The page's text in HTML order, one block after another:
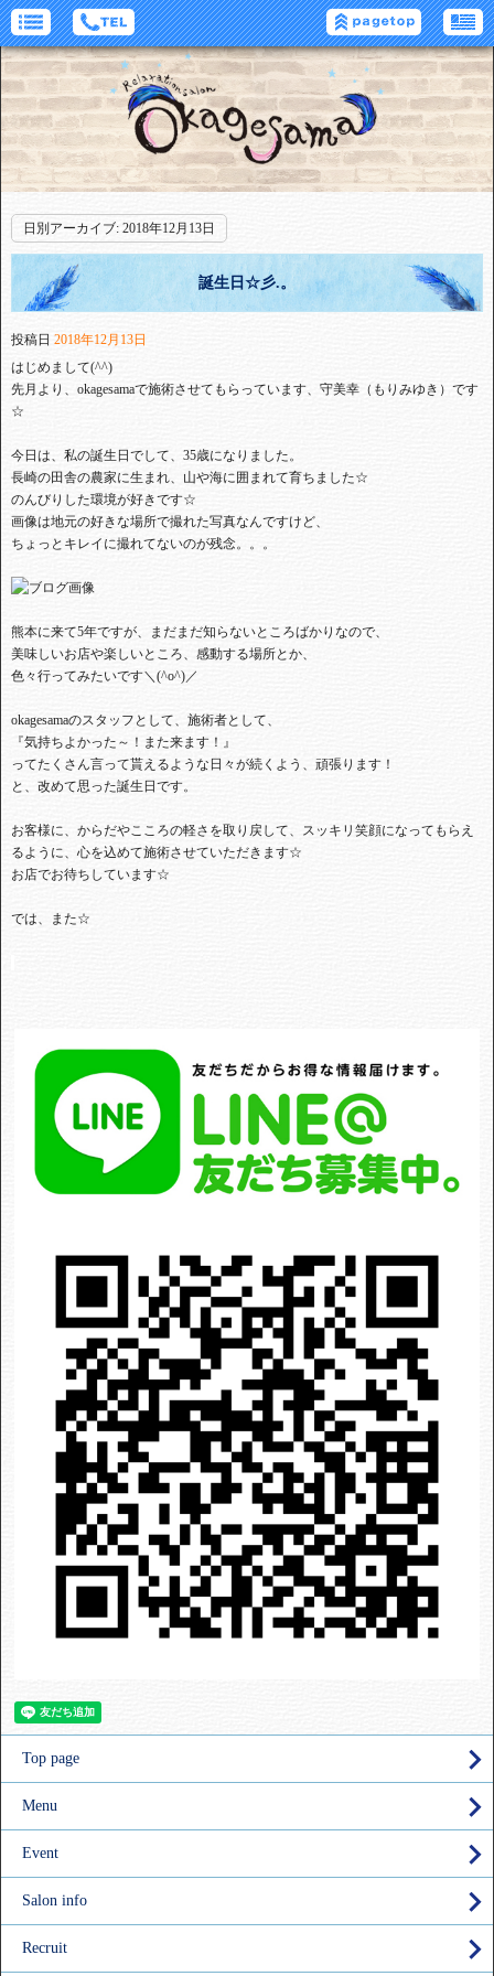
日別アーカイブ: 2018年12月13日
誕生日☆彡.。
投稿日 2018年12月13日
はじめまして(^^)
先月より、okagesamaで施術させてもらっています、守美幸（もりみゆき）です
☆
今日は、私の誕生日でして、35歳になりました。
長崎の田舎の農家に生まれ、山や海に囲まれて育ちました☆
のんびりした環境が好きです☆
画像は地元の好きな場所で撮れた写真なんですけど、
ちょっとキレイに撮れてないのが残念。。。
熊本に来て5年ですが、まだまだ知らないところばかりなので、
美味しいお店や楽しいところ、感動する場所とか、
色々行ってみたいです＼(^o^)／
okagesamaのスタッフとして、施術者として、
『気持ちよかった～！また来ます！』
ってたくさん言って貰えるような日々が続くよう、頑張ります！
と、改めて思った誕生日です。
お客様に、からだやこころの軽さを取り戻して、スッキリ笑顔になってもらえ
るように、心を込めて施術させていただきます☆
お店でお待ちしています☆
では、また☆
Top page
Menu
Event
Salon info
Recruit